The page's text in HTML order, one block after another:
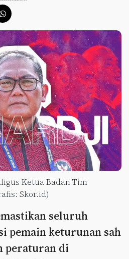
Ketua Badan Tim
Skor.id)
seluruh
pemain keturunan sah
peraturan di